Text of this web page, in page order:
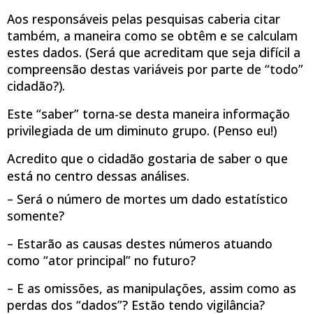
Aos responsáveis pelas pesquisas caberia citar
também, a maneira como se obtêm e se calculam
estes dados. (Será que acreditam que seja difícil a
compreensão destas variáveis por parte de “todo”
cidadão?).
Este “saber” torna-se desta maneira informação
privilegiada de um diminuto grupo. (Penso eu!)
Acredito que o cidadão gostaria de saber o que
está no centro dessas análises.
– Será o número de mortes um dado estatístico
somente?
– Estarão as causas destes números atuando
como “ator principal” no futuro?
– E as omissões, as manipulações, assim como as
perdas dos “dados”? Estão tendo vigilância?